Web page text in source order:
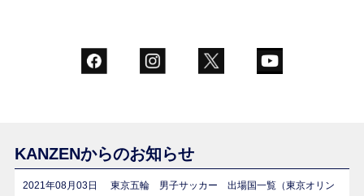
KANZENからのお知らせ
2021年08月03日
東京五輪 男子サッカー 出場国一覧（東京オリン